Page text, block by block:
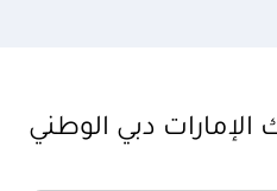
الإمارات دبي الوطني